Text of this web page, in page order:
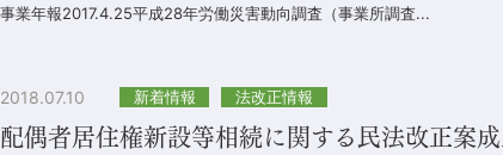
事業年報2017.4.25平成28年労働災害動向調査（事業所調査...
2018.07.10 新着情報 法改正情報
配偶者居住権新設等相続に関する民法改正案